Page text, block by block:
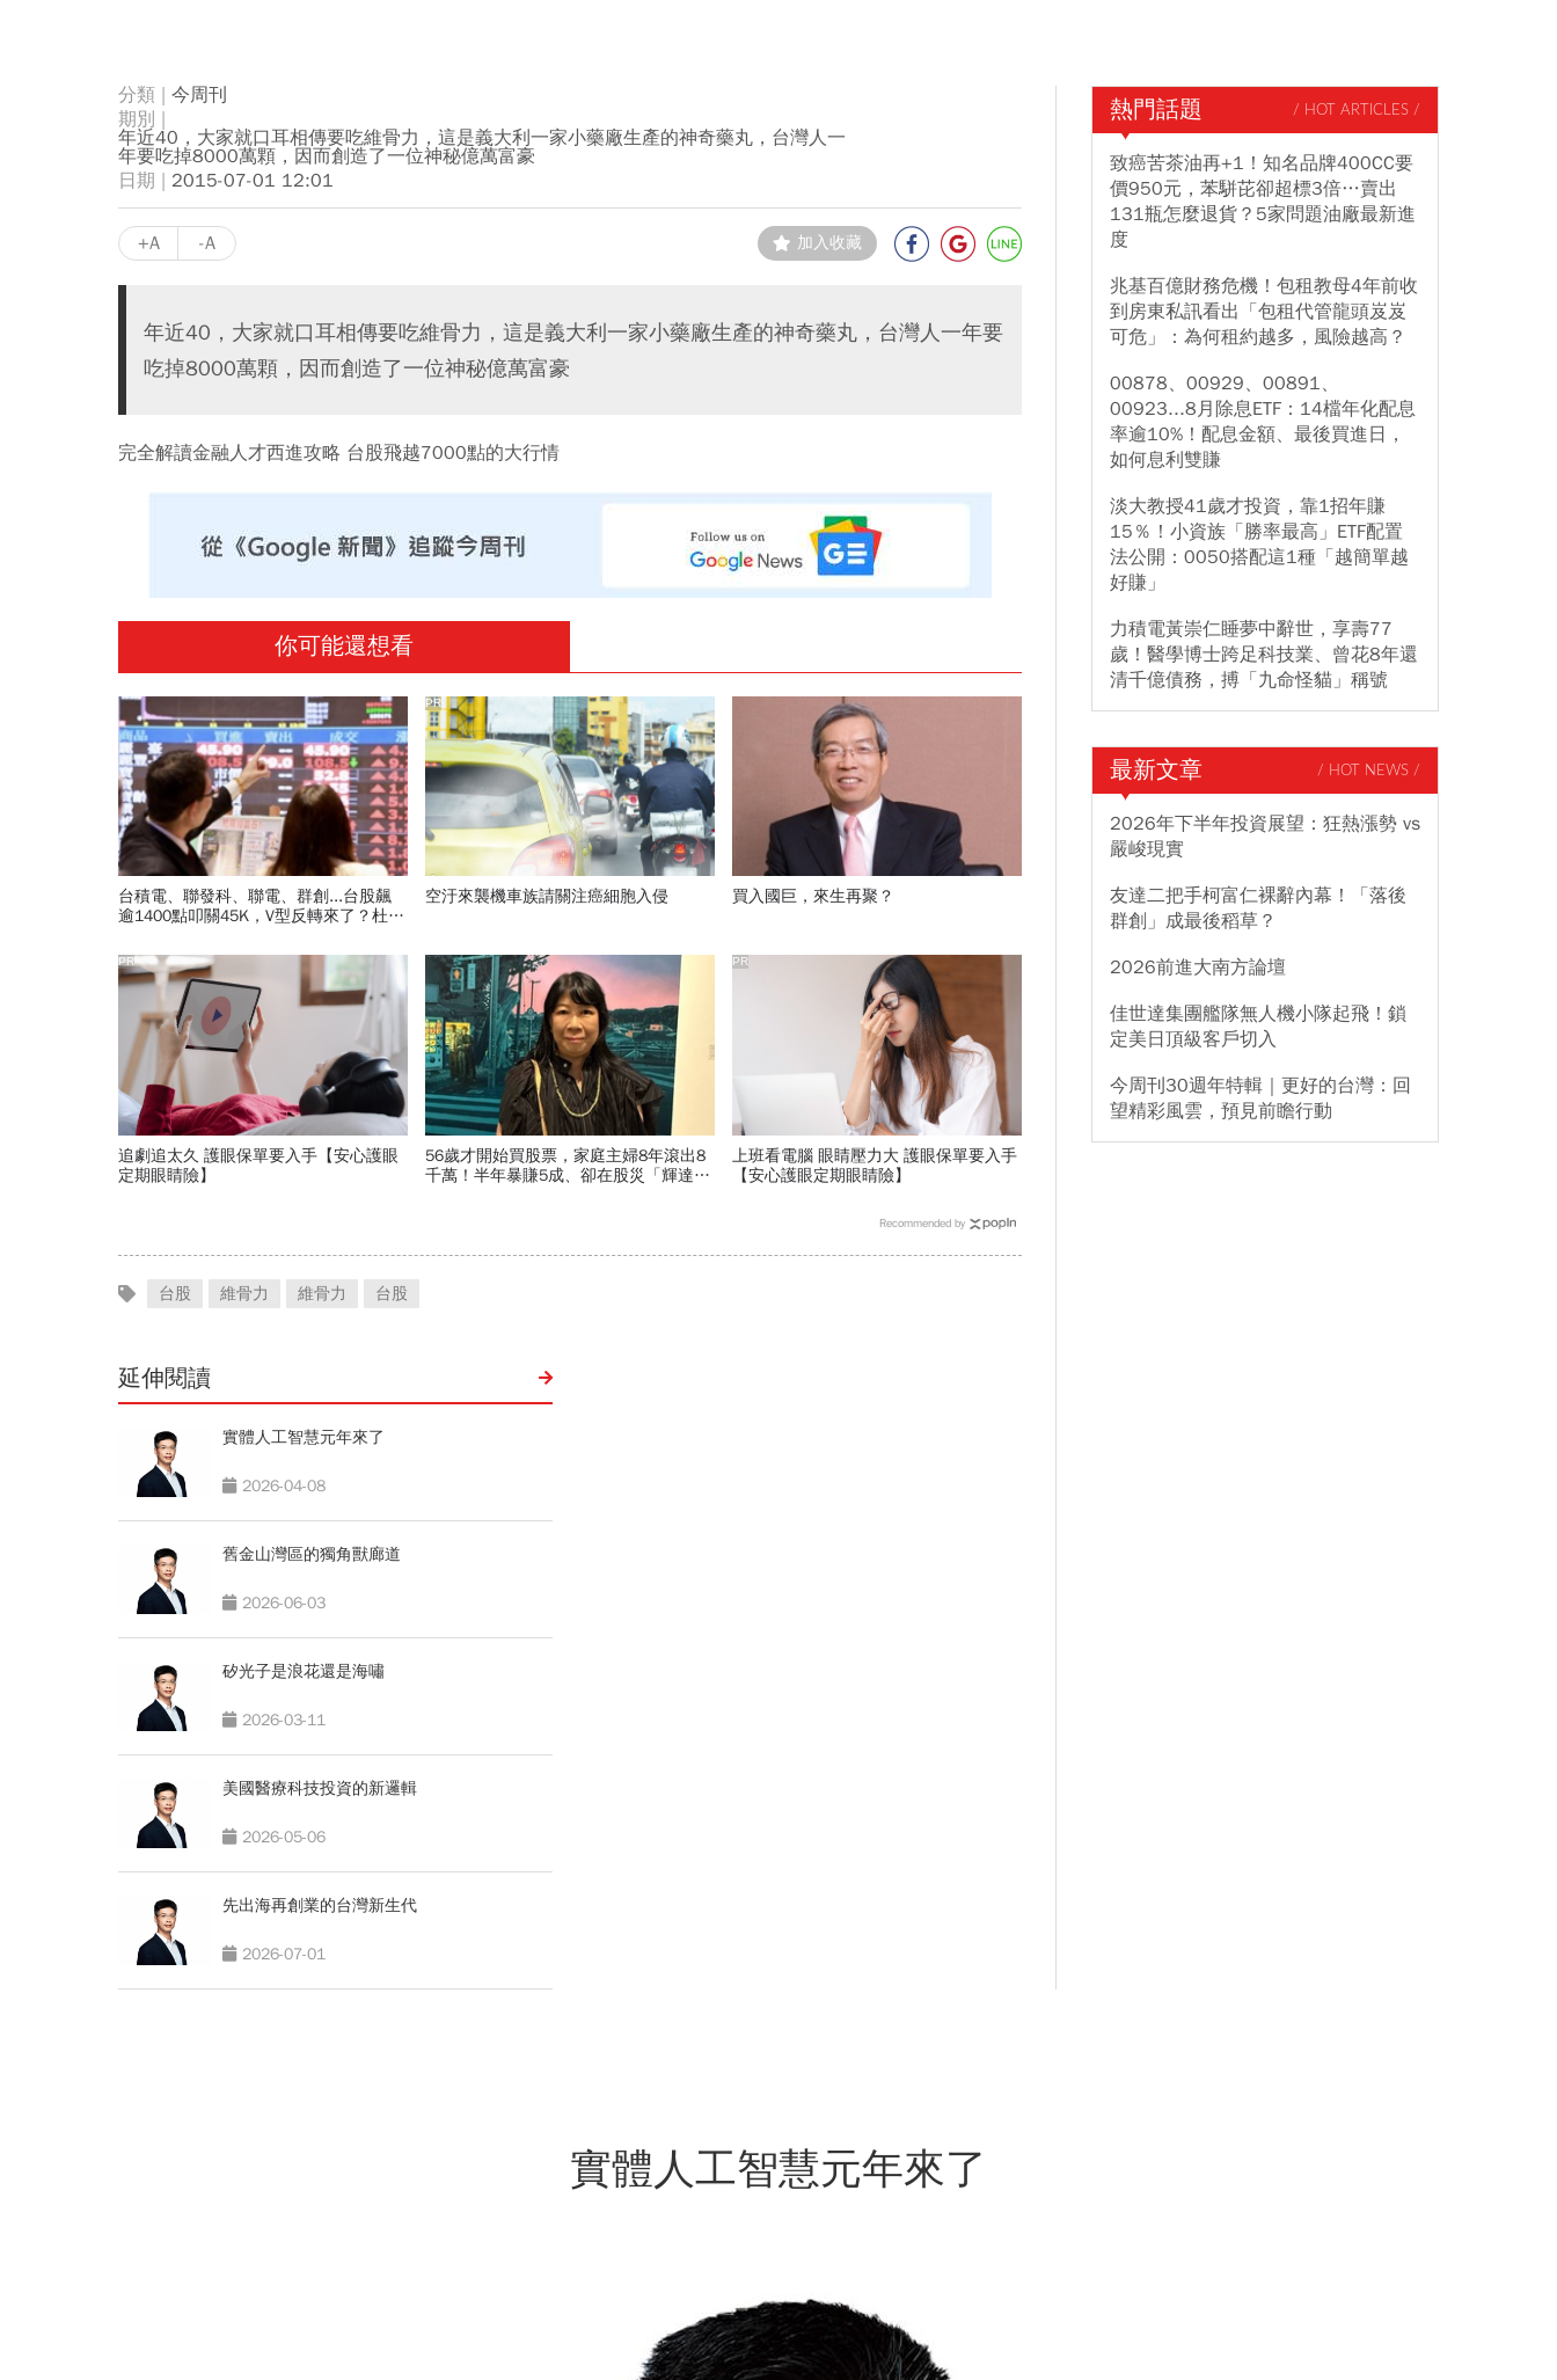
今周刊
年近40，大家就口耳相傳要吃維骨力，這是義大利一家小藥廠生產的神奇藥丸，台灣人一
年要吃掉8000萬顆，因而創造了一位神秘億萬富豪
2015-07-01 12:01
+A -A 加入收藏
年近40，大家就口耳相傳要吃維骨力，這是義大利一家小藥廠生產的神奇藥丸，台灣人一年要
吃掉8000萬顆，因而創造了一位神秘億萬富豪
完全解讀金融人才西進攻略 台股飛越7000點的大行情
你可能還想看
台積電、聯發科、聯電、群創...台股飆
逾1400點叩關45K，V型反轉來了？杜金
空汙來襲機車族請關注癌細胞入侵
PR
買入國巨，來生再聚？
追劇追太久 護眼保單要入手【安心護眼
定期眼睛險】
PR
56歲才開始買股票，家庭主婦8年滾出8
千萬！半年暴賺5成、卻在股災「輝達殺
上班看電腦 眼睛壓力大 護眼保單要入手
【安心護眼定期眼睛險】
PR
Recommended by
台股 維骨力 維骨力 台股
延伸閱讀
實體人工智慧元年來了
2026-04-08
舊金山灣區的獨角獸廊道
2026-06-03
矽光子是浪花還是海嘯
2026-03-11
美國醫療科技投資的新邏輯
2026-05-06
先出海再創業的台灣新生代
2026-07-01
熱門話題 / HOT ARTICLES /
致癌苦茶油再+1！知名品牌400CC要
價950元，苯駢芘卻超標3倍…賣出
131瓶怎麼退貨？5家問題油廠最新進
度
兆基百億財務危機！包租教母4年前收
到房東私訊看出「包租代管龍頭岌岌
可危」：為何租約越多，風險越高？
00878、00929、00891、
00923...8月除息ETF：14檔年化配息
率逾10%！配息金額、最後買進日，
如何息利雙賺
淡大教授41歲才投資，靠1招年賺
15％！小資族「勝率最高」ETF配置
法公開：0050搭配這1種「越簡單越
好賺」
力積電黃崇仁睡夢中辭世，享壽77
歲！醫學博士跨足科技業、曾花8年還
清千億債務，搏「九命怪貓」稱號
最新文章 / HOT NEWS /
2026年下半年投資展望：狂熱漲勢 vs
嚴峻現實
友達二把手柯富仁裸辭內幕！「落後
群創」成最後稻草？
2026前進大南方論壇
佳世達集團艦隊無人機小隊起飛！鎖
定美日頂級客戶切入
今周刊30週年特輯｜更好的台灣：回
望精彩風雲，預見前瞻行動
實體人工智慧元年來了